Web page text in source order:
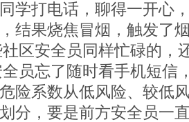
学打电话，聊得一开心
结果烧焦冒烟，触发
区安全员同样忙碌的，
员忘了随时看手机短信
险系数从低风险、较低
分，要是前方安全员一